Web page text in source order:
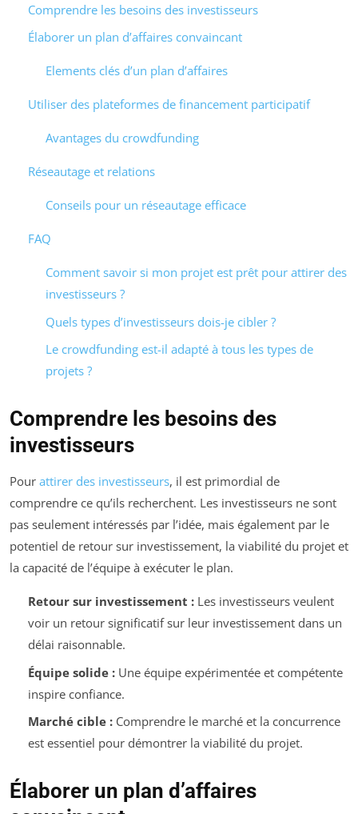
Comprendre les besoins des investisseurs
Élaborer un plan d’affaires convaincant
Elements clés d’un plan d’affaires
Utiliser des plateformes de financement participatif
Avantages du crowdfunding
Réseautage et relations
Conseils pour un réseautage efficace
FAQ
Comment savoir si mon projet est prêt pour attirer des
investisseurs ?
Quels types d’investisseurs dois-je cibler ?
Le crowdfunding est-il adapté à tous les types de
projets ?
Comprendre les besoins des
investisseurs
Pour attirer des investisseurs, il est primordial de
comprendre ce qu’ils recherchent. Les investisseurs ne sont
pas seulement intéressés par l’idée, mais également par le
potentiel de retour sur investissement, la viabilité du projet et
la capacité de l’équipe à exécuter le plan.
Retour sur investissement :Les investisseurs veulent
voir un retour significatif sur leur investissement dans un
délai raisonnable.
Équipe solide :Une équipe expérimentée et compétente
inspire confiance.
Marché cible :Comprendre le marché et la concurrence
est essentiel pour démontrer la viabilité du projet.
Élaborer un plan d’affaires